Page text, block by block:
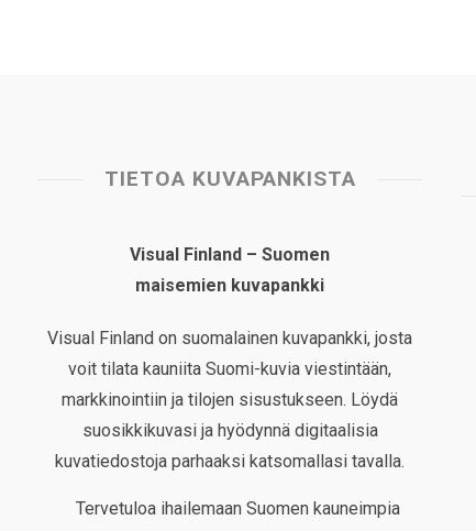
TIETOA KUVAPANKISTA
Visual Finland – Suomen
maisemien kuvapankki
Visual Finland on suomalainen kuvapankki, josta
voit tilata kauniita Suomi-kuvia viestintään,
markkinointiin ja tilojen sisustukseen. Löydä
suosikkikuvasi ja hyödynnä digitaalisia
kuvatiedostoja parhaaksi katsomallasi tavalla.
Tervetuloa ihailemaan Suomen kauneimpia